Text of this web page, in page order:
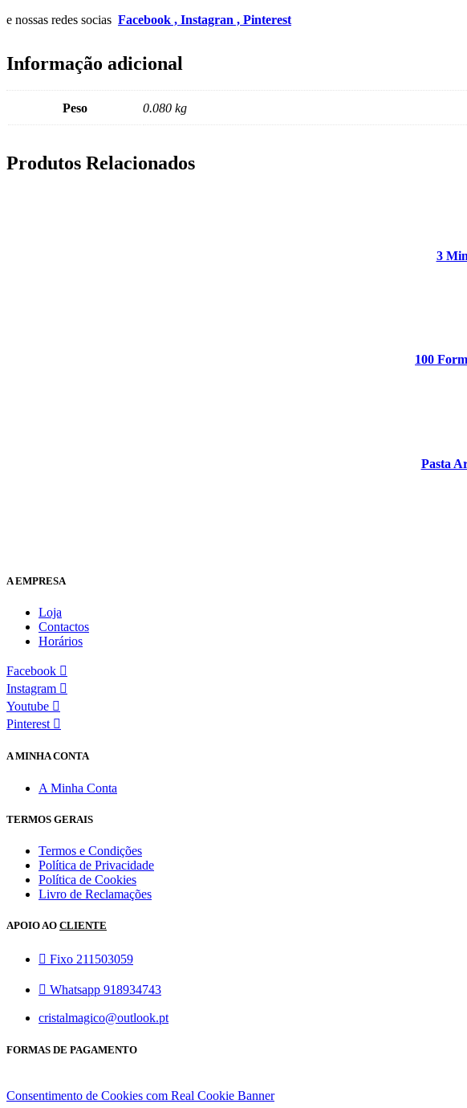
e nossas redes socias Facebook , Instagran , Pinterest
Informação adicional
Peso 0.080 kg
Produtos Relacionados
3
100
Pasta
A EMPRESA
Loja
Contactos
Horários
Facebook
Instagram
Youtube
Pinterest
A MINHA CONTA
A Minha Conta
TERMOS GERAIS
Termos e Condições
Política de Privacidade
Política de Cookies
Livro de Reclamações
APOIO AO CLIENTE
Fixo 211503059
Whatsapp 918934743
cristalmagico@outlook.pt
FORMAS DE PAGAMENTO
Consentimento de Cookies com Real Cookie Banner